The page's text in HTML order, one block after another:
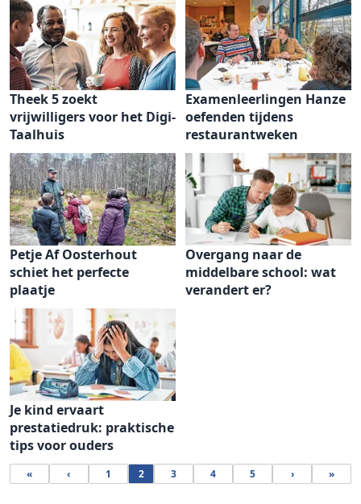
Theek 5 zoekt
vrijwilligers voor het Digi-
Taalhuis
Examenleerlingen Hanze
oefenden tijdens
restaurantweken
Petje Af Oosterhout
schiet het perfecte
plaatje
Overgang naar de
middelbare school: wat
verandert er?
Je kind ervaart
prestatiedruk: praktische
tips voor ouders
« ‹ 1 2 3 4 5 › »